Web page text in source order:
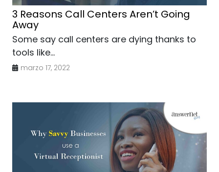
3 Reasons Call Centers Aren’t Going
Away
Some say call centers are dying thanks to
tools like...
marzo 17, 2022